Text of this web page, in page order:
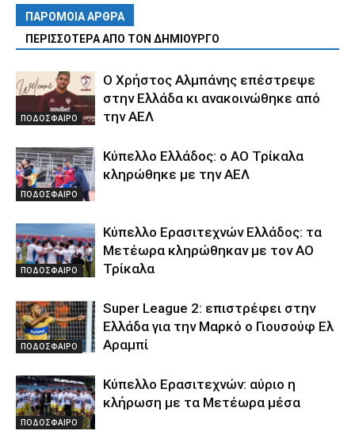
ΠΑΡΟΜΟΙΑ ΑΡΘΡΑ
ΠΕΡΙΣΣΟΤΕΡΑ ΑΠΟ ΤΟΝ ΔΗΜΙΟΥΡΓΟ
ΠΟΔΟΣΦΑΙΡΟ
Ο Χρήστος Αλμπάνης επέστρεψε
στην Ελλάδα κι ανακοινώθηκε από
την ΑΕΛ
ΠΟΔΟΣΦΑΙΡΟ
Κύπελλο Ελλάδος: ο ΑΟ Τρίκαλα
κληρώθηκε με την ΑΕΛ
ΠΟΔΟΣΦΑΙΡΟ
Κύπελλο Ερασιτεχνών Ελλάδος: τα
Μετέωρα κληρώθηκαν με τον ΑΟ
Τρίκαλα
ΠΟΔΟΣΦΑΙΡΟ
Super League 2: επιστρέφει στην
Ελλάδα για την Μαρκό ο Γιουσούφ Ελ
Αραμπί
ΠΟΔΟΣΦΑΙΡΟ
Κύπελλο Ερασιτεχνών: αύριο η
κλήρωση με τα Μετέωρα μέσα